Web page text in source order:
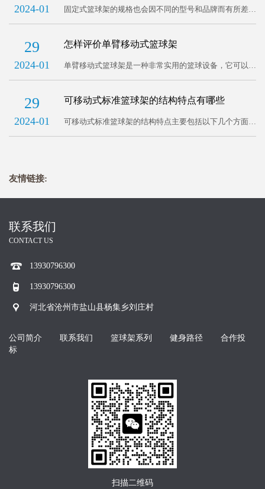
动 ...
2024-01
固定式篮球架的规格也会因不同的型号和品牌而有所差
异，但一般都会包含以下几个方面的参数：1、篮球架高
米-3.25米，根据不同型号和品牌有所 ...
29
2024-01
怎样评价单臂移动式篮球架
单臂移动式篮球架是一种非常实用的篮球设备，它可以帮
助篮球爱好者在任何地方进行篮球训练和比赛。这种篮球
空间，非常适合在室内和室外使用。单臂篮球架的优点包
...
29
2024-01
可移动式标准篮球架的结构特点有哪些
可移动式标准篮球架的结构特点主要包括以下几个方面：
1、底座采用一体化设计，可以自由移动，方便篮球架的
友情链接:
联系我们
CONTACT US
13930796300
13930796300
河北省沧州市盐山县杨集乡刘庄村
公司简介 联系我们 篮球架系列 健身路径
合作投
标
扫描二维码